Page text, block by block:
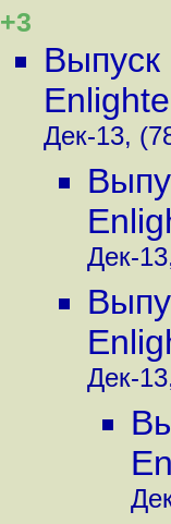
+3
Выпуск
Дек-13,
Дек-
Дек-